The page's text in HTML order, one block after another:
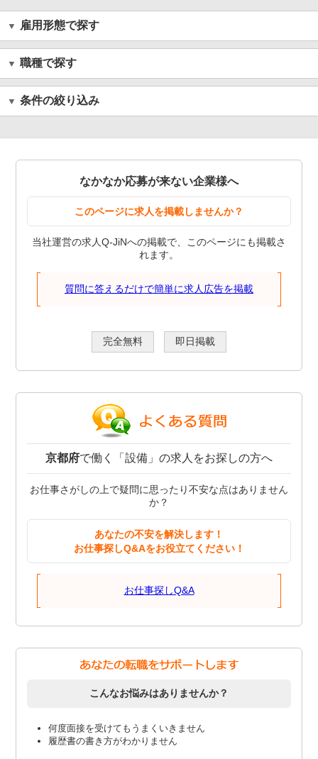
雇用形態で探す
職種で探す
条件の絞り込み
なかなか応募が来ない企業様へ
このページに求人を掲載しませんか？
当社運営の求人Q-JiNへの掲載で、このページにも掲載さ
れます。
質問に答えるだけで簡単に求人広告を掲載
完全無料 即日掲載
京都府で働く「設備」の求人をお探しの方へ
お仕事さがしの上で疑問に思ったり不安な点はありません
か？
あなたの不安を解決します！
お仕事探しQ&Aをお役立てください！
お仕事探しQ&A
こんなお悩みはありませんか？
何度面接を受けてもうまくいきません
履歴書の書き方がわかりません